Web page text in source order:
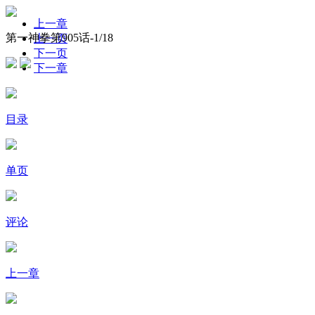
第一神拳第905话-1/18
上一章
上一页
下一页
下一章
目录
单页
评论
上一章